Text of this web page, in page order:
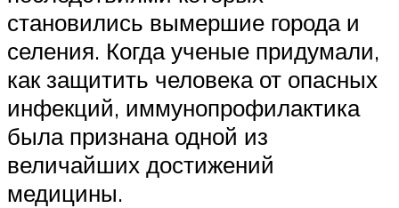
становились вымершие города и
селения. Когда ученые придумали,
как защитить человека от опасных
инфекций, иммунопрофилактика
была признана одной из
величайших достижений
медицины.